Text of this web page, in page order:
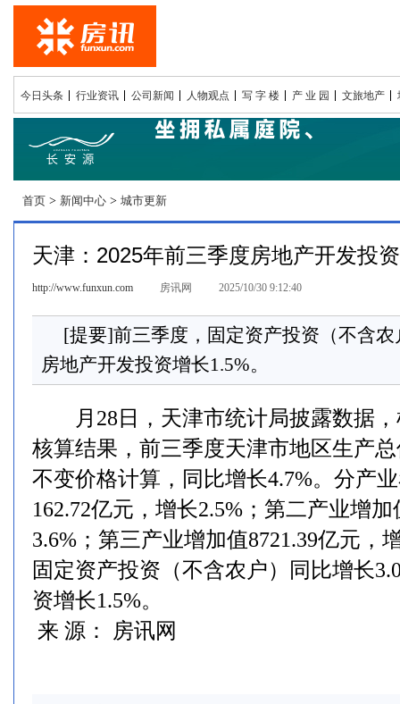
今日头条 行业资讯 公司新闻 人物观点 写 字 楼 产 业 园 文旅地产
首页 > 新闻中心 > 城市更新
天津：2025年前三季度房地产开发投
http://www.funxun.com 房讯网 2025/10/30 9:12:40
[提要]前三季度，固定资产投资（不含
房地产开发投资增长1.5%。
月28日，天津市统计局披露数据，
核算结果，前三季度天津市地区生产
不变价格计算，同比增长4.7%。分产
162.72亿元，增长2.5%；第二产业增
3.6%；第三产业增加值8721.39亿元，
固定资产投资（不含农户）同比增长
资增长1.5%。
来 源： 房讯网